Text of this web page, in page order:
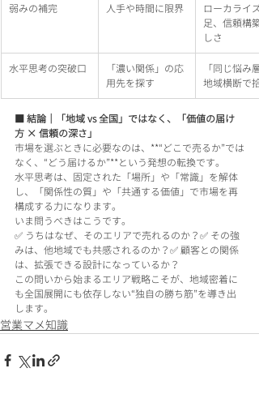
弱みの補完 人手や時間に限界
ローカライ
足、信頼構築
しさ
水平思考の突破口
「濃い関係」の応
用先を探す
「同じ悩み
地域横断で拾
■ 結論｜「地域 vs 全国」ではなく、「価値の届け
方 × 信頼の深さ」
市場を選ぶときに必要なのは、**“どこで売るか”では
なく、“どう届けるか”**という発想の転換です。
水平思考は、固定された「場所」や「常識」を解体
し、「関係性の質」や「共通する価値」で市場を再
構成する力になります。
いま問うべきはこうです。
✅ うちはなぜ、そのエリアで売れるのか？✅ その強
みは、他地域でも共感されるのか？✅ 顧客との関係
は、拡張できる設計になっているか？
この問いから始まるエリア戦略こそが、地域密着に
も全国展開にも依存しない“独自の勝ち筋”を導き出
します。
営業マメ知識